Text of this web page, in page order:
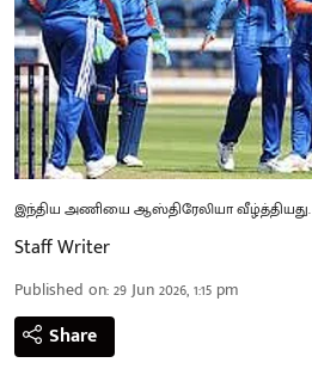
இந்திய அணியை ஆஸ்திரேலியா வீழ்த்தியது.
Staff Writer
Published on:29 Jun 2026, 1:15 pm
Share